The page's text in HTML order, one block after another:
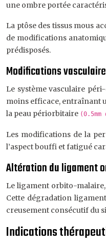
une ombre portée
La ptôse des tissus mous
de modifications
prédisposés.
Modifications
Le système vasculaire
moins efficace, entraînant
la peau périorbitaire
Les modifications de la
l’aspect bouffi et fatigué
Altération du ligament
Le ligament orbito-
Cette dégradation
creusement consécutif du
Indications